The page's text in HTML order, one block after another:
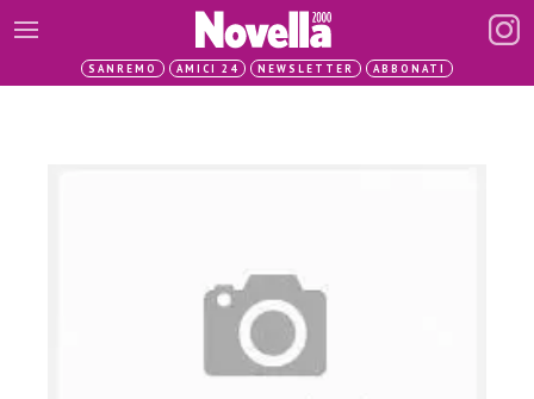
SANREMO AMICI 24 NEWSLETTER ABBONATI